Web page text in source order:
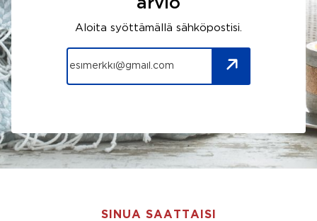
arvio
Aloita syöttämällä sähköpostisi.
SINUA SAATTAISI